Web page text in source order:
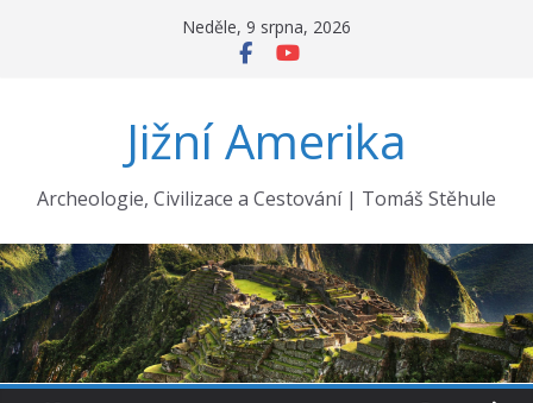
Neděle, 9 srpna, 2026
Jižní Amerika
Archeologie, Civilizace a Cestování | Tomáš Stěhule